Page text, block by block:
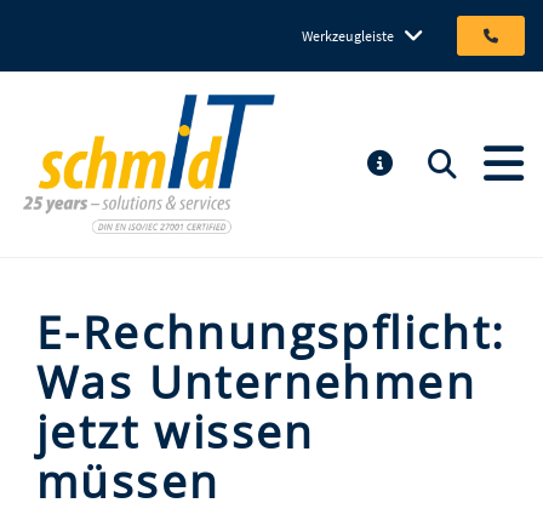
Werkzeugleiste
MELDUNGEN
Suchen
E-Rechnungspflicht:
Was Unternehmen
jetzt wissen
müssen